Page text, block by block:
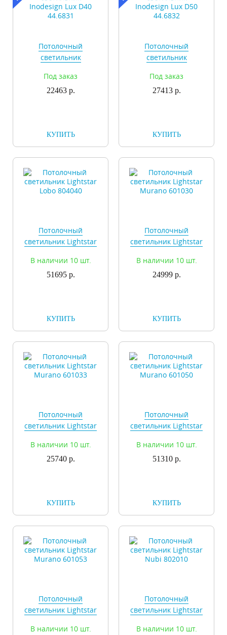
Потолочный
светильник
44.6831
Под заказ
22463 р.
КУПИТЬ
Потолочный
светильник
44.6832
Под заказ
27413 р.
КУПИТЬ
Потолочный
светильник Lightstar
В наличии 10 шт.
51695 р.
КУПИТЬ
Потолочный
светильник Lightstar
В наличии 10 шт.
24999 р.
КУПИТЬ
Потолочный
светильник Lightstar
В наличии 10 шт.
25740 р.
КУПИТЬ
Потолочный
светильник Lightstar
В наличии 10 шт.
51310 р.
КУПИТЬ
Потолочный
светильник Lightstar
В наличии 10 шт.
Потолочный
светильник Lightstar
В наличии 10 шт.